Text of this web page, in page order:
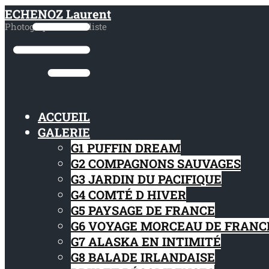
ECHENOZ Laurent
Photographe naturaliste
ACCUEIL
GALERIE
G1 PUFFIN DREAM
G2 COMPAGNONS SAUVAGES
G3 JARDIN DU PACIFIQUE
G4 COMTÉ D HIVER​
G5 PAYSAGE DE FRANCE
G6 VOYAGE MORCEAU DE
G7 ALASKA EN INTIMITÉ
G8 BALADE IRLANDAISE